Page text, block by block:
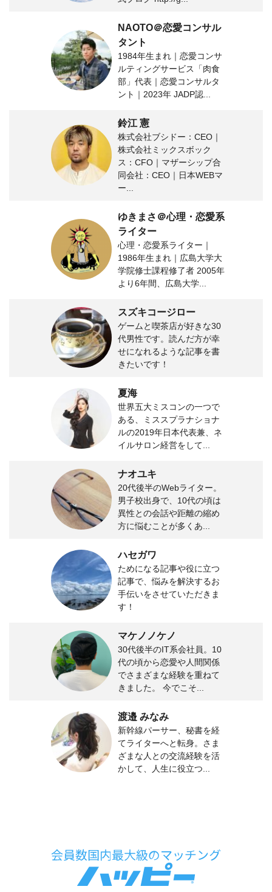
NAOTO＠恋愛コンサル
タント
1984年生まれ｜恋愛コンサ
ルティングサービス「肉食
部」代表｜恋愛コンサルタ
ント｜2023年 JADP認...
鈴江 憲
株式会社ブシドー：CEO｜
株式会社ミックスボック
ス：CFO｜マザーシップ合
同会社：CEO｜日本WEBマ
ー...
ゆきまさ＠心理・恋愛系
ライター
心理・恋愛系ライター｜
1986年生まれ｜広島大学大
学院修士課程修了者 2005年
より6年間、広島大学...
スズキコージロー
ゲームと喫茶店が好きな30
代男性です。読んだ方が幸
せになれるような記事を書
きたいです！
夏海
世界五大ミスコンの一つで
ある、ミススプラナショナ
ルの2019年日本代表兼、ネ
イルサロン経営をして...
ナオユキ
20代後半のWebライター。
男子校出身で、10代の頃は
異性との会話や距離の縮め
方に悩むことが多くあ...
ハセガワ
ためになる記事や役に立つ
記事で、悩みを解決するお
手伝いをさせていただきま
す！
マケノノケノ
30代後半のIT系会社員。10
代の頃から恋愛や人間関係
でさまざまな経験を重ねて
きました。 今でこそ...
渡邉 みなみ
新幹線パーサー、秘書を経
てライターへと転身。さま
ざまな人との交流経験を活
かして、人生に役立つ...